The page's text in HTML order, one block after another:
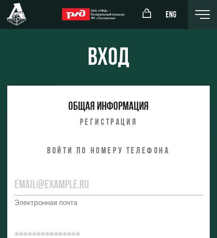
ENG
Организация мероприятий
Аренда площадей
Вход
Общая информация
Регистрация
Войти по номеру телефона
Электронная почта